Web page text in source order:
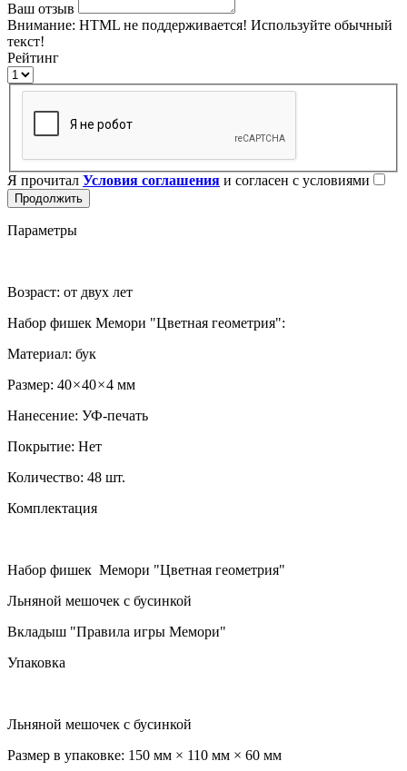
Ваш отзыв
Внимание: HTML не поддерживается! Используйте обычный
текст!
Рейтинг
Я прочитал Условия соглашения и согласен с условиями
Продолжить
Параметры
Возраст: от двух лет
Набор фишек Мемори "Цветная геометрия":
Материал: бук
Размер: 40 × 40 × 4 мм
Нанесение: УФ-печать
Покрытие: Нет
Количество: 48 шт.
Комплектация
Набор фишек Мемори "Цветная геометрия"
Льняной мешочек с бусинкой
Вкладыш "Правила игры Мемори"
Упаковка
Льняной мешочек с бусинкой
Размер в упаковке: 150 мм × 110 мм × 60 мм